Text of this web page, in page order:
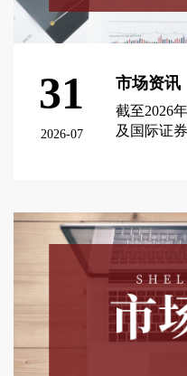
31
2026-07
市场资讯
截至2026
及国际证